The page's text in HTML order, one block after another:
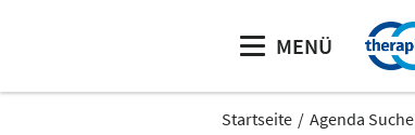
MENÜ
Startseite Agenda Suche